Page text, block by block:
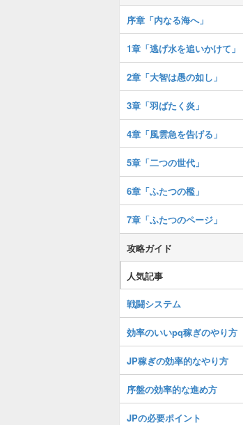
序章「内なる海へ」
1章「逃げ水を追いかけて」
2章「大智は愚の如し」
3章「羽ばたく炎」
4章「風雲急を告げる」
5章「二つの世代」
6章「ふたつの檻」
7章「ふたつのページ」
攻略ガイド
人気記事
戦闘システム
効率のいいpq稼ぎのやり方
JP稼ぎの効率的なやり方
序盤の効率的な進め方
JPの必要ポイント